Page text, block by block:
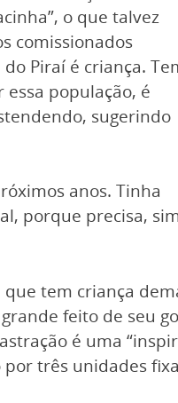
o que talvez
comissionados
Piraí é criança.
população, é
sugerindo
anos. Tinha
porque precisa,
tem criança
feito de seu
é uma
três unidades